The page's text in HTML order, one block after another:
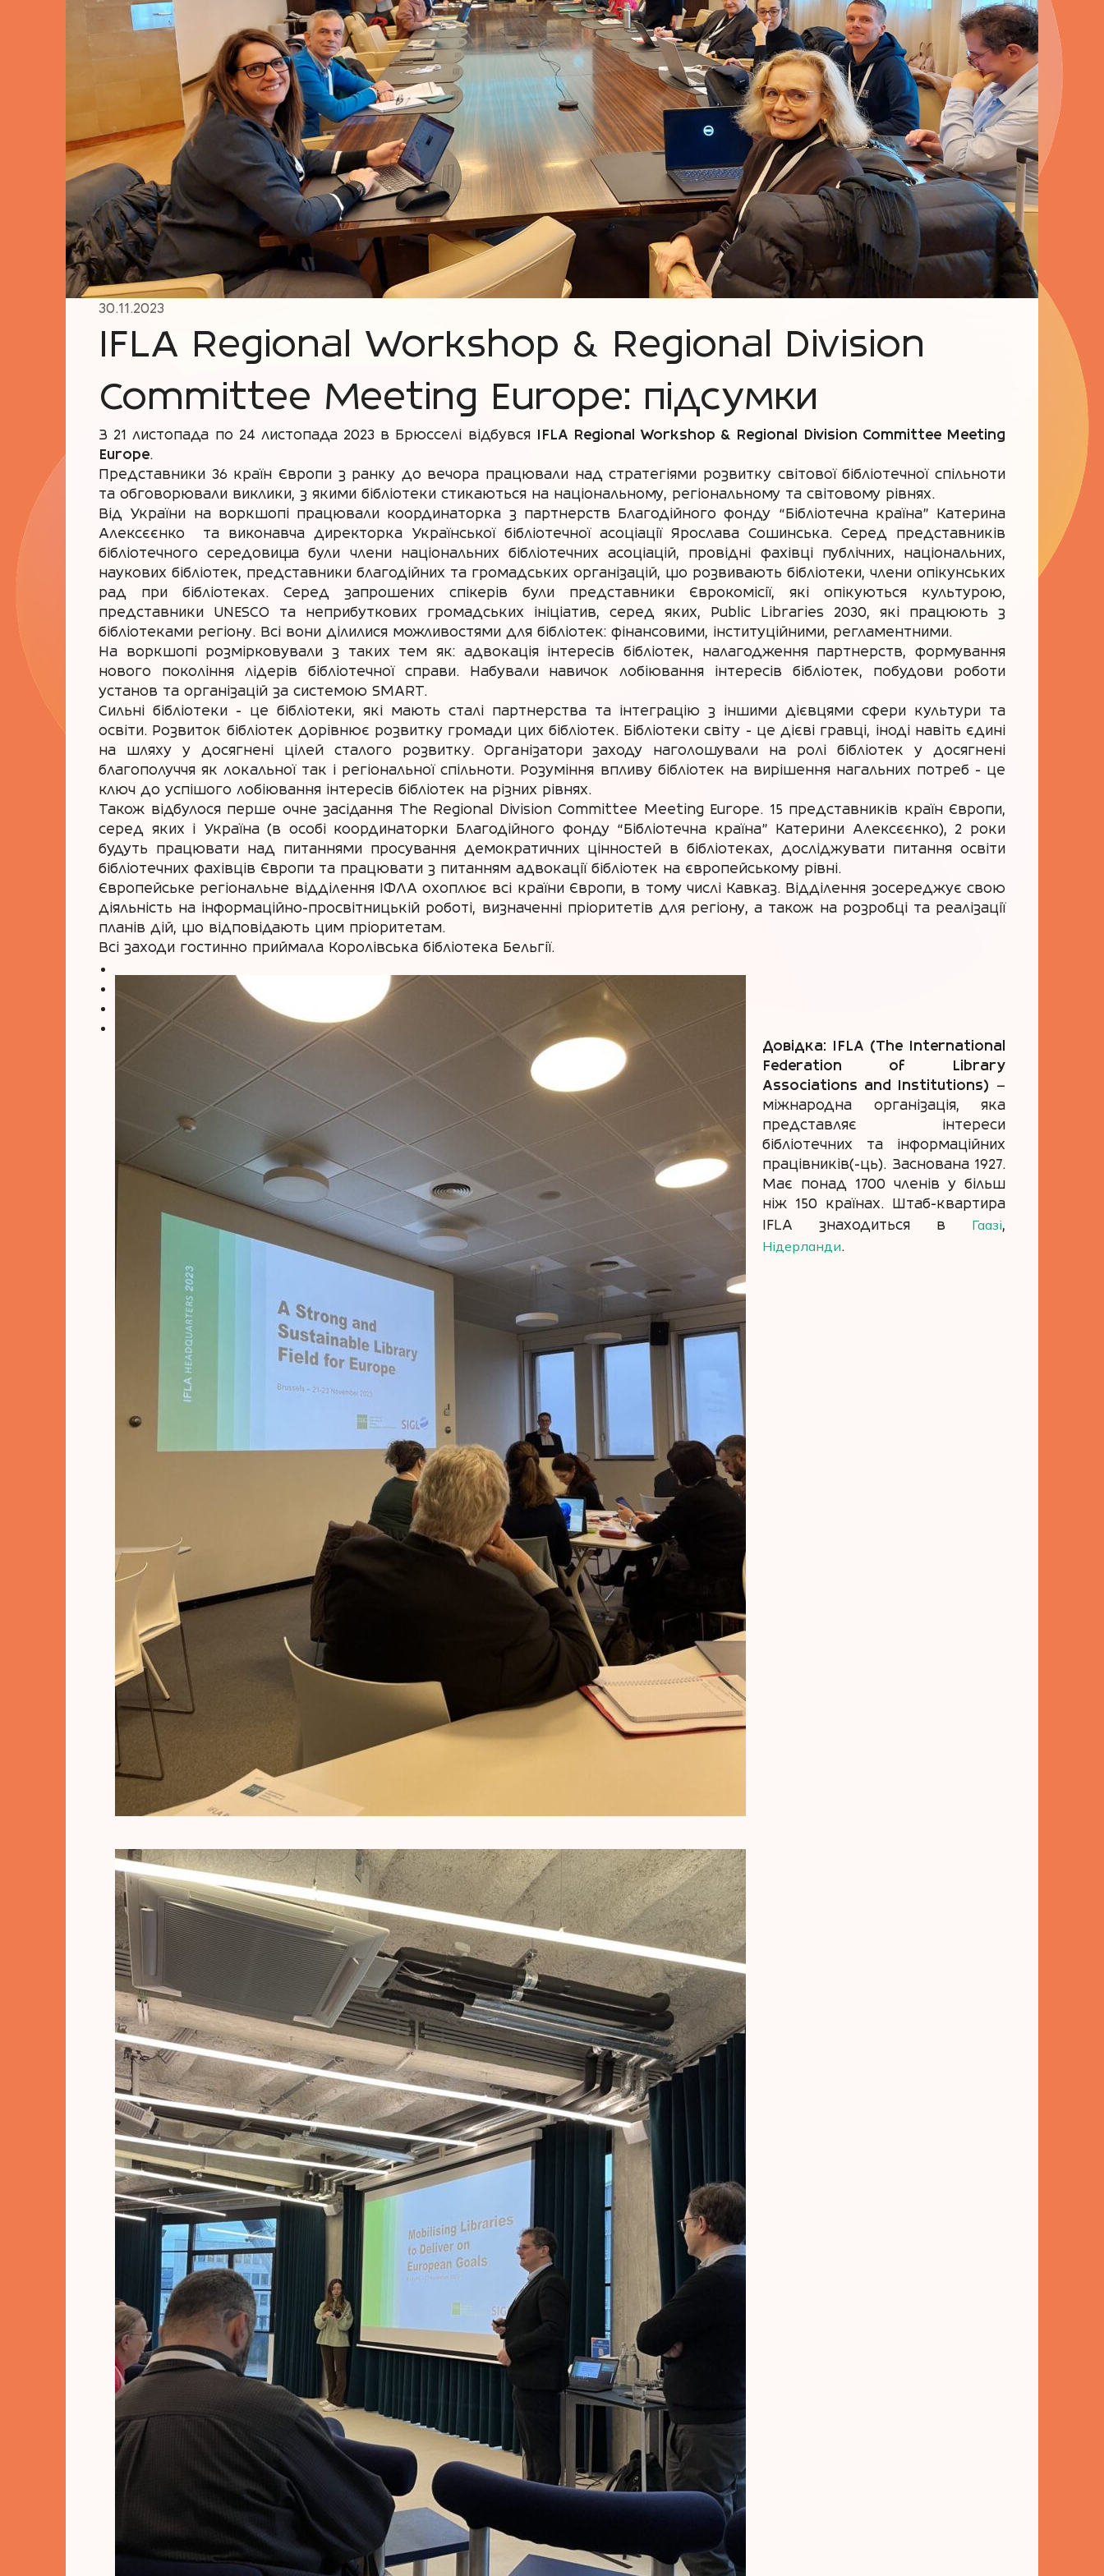
30.11.2023
IFLA Regional Workshop & Regional Division
Committee Meeting Europe: підсумки
З 21 листопада по 24 листопада 2023 в Брюсселі відбувся
IFLA Regional Workshop & Regional Division Committee Meeting
Europe.
Представники 36 країн Європи з ранку до вечора працювали над стратегіями розвитку світової бібліотечної спільноти
та обговорювали виклики, з якими бібліотеки стикаються на національному, регіональному та світовому рівнях.
Від України на воркшопі працювали координаторка з партнерств Благодійного фонду “Бібліотечна країна” Катерина
Алексєєнко та виконавча директорка Української бібліотечної асоціації Ярослава Сошинська. Серед представників
бібліотечного середовища були члени національних бібліотечних асоціацій, провідні фахівці публічних, національних,
наукових бібліотек, представники благодійних та громадських організацій, що розвивають бібліотеки, члени опікунських
рад при бібліотеках. Серед запрошених спікерів були представники Єврокомісії, які опікуються культурою,
представники UNESCO та неприбуткових громадських ініціатив, серед яких, Public Libraries 2030, які працюють з
бібліотеками регіону. Всі вони ділилися можливостями для бібліотек: фінансовими, інституційними, регламентними.
На воркшопі розмірковували з таких тем як: адвокація інтересів бібліотек, налагодження партнерств, формування
нового покоління лідерів бібліотечної справи. Набували навичок лобіювання інтересів бібліотек, побудови роботи
установ та організацій за системою SMART.
Сильні бібліотеки - це бібліотеки, які мають сталі партнерства та інтеграцію з іншими дієвцями сфери культури та
освіти. Розвиток бібліотек дорівнює розвитку громади цих бібліотек. Бібліотеки світу - це дієві гравці, іноді навіть єдині
на шляху у досягнені цілей сталого розвитку. Організатори заходу наголошували на ролі бібліотек у досягнені
благополуччя як локальної так і регіональної спільноти. Розуміння впливу бібліотек на вирішення нагальних потреб - це
ключ до успішого лобіювання інтересів бібліотек на різних рівнях.
Також відбулося перше очне засідання The Regional Division Committee Meeting Europe. 15 представників країн Європи,
серед яких і Україна (в особі координаторки Благодійного фонду “Бібліотечна країна” Катерини Алексєєнко), 2 роки
будуть працювати над питаннями просування демократичних цінностей в бібліотеках, досліджувати питання освіти
бібліотечних фахівців Європи та працювати з питанням адвокації бібліотек на європейському рівні.
Європейське регіональне відділення ІФЛА охоплює всі країни Європи, в тому числі Кавказ. Відділення зосереджує свою
діяльність на інформаційно-просвітницькій роботі, визначенні пріоритетів для регіону, а також на розробці та реалізації
планів дій, що відповідають цим пріоритетам.
Всі заходи гостинно приймала Королівська бібліотека Бельгії.
Довідка:
IFLA (The International
Federation of Library
Associations and Institutions) —
міжнародна організація, яка
представляє інтереси
бібліотечних та інформаційних
працівників(-ць). Заснована 1927.
Має понад 1700 членів у більш
ніж 150 країнах. Штаб-квартира
IFLA знаходиться в Гаазі,
Нідерланди.